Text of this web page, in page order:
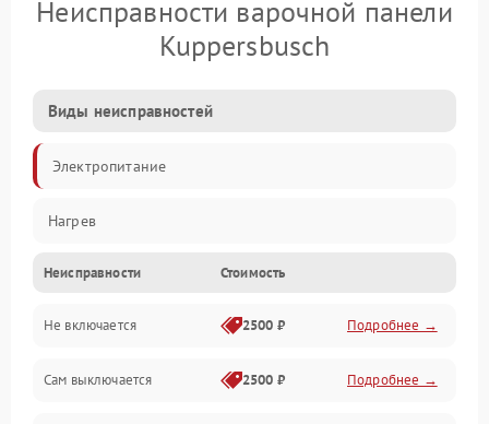
Неисправности варочной панели
Kuppersbusch
Виды неисправностей
Электропитание
Нагрев
Неисправности Стоимость
Не включается 2500 ₽ Подробнее →
Сам выключается 2500 ₽ Подробнее →